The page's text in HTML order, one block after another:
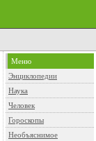
Меню
Энциклопедии
Наука
Человек
Гороскопы
Необъяснимое